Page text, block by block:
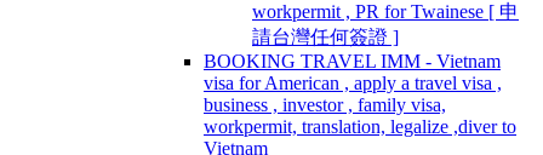
workpermit , PR for Twainese [ 申
請台灣任何簽證 ]
BOOKING TRAVEL IMM - Vietnam
visa for American , apply a travel visa ,
business , investor , family visa,
workpermit, translation, legalize ,diver to
Vietnam